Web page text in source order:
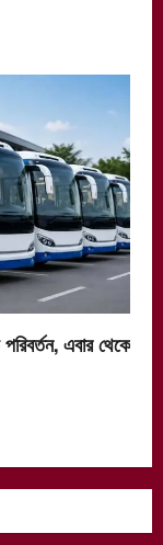
এবার থেকে